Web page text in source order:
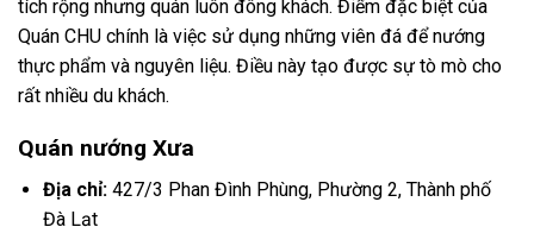
tích rộng nhưng quán luôn đông khách. Điểm đặc biệt của
Quán CHU chính là việc sử dụng những viên đá để nướng
thực phẩm và nguyên liệu. Điều này tạo được sự tò mò cho
rất nhiều du khách.
Quán nướng Xưa
Địa chỉ:427/3 Phan Đình Phùng, Phường 2, Thành phố
Đà Lạt